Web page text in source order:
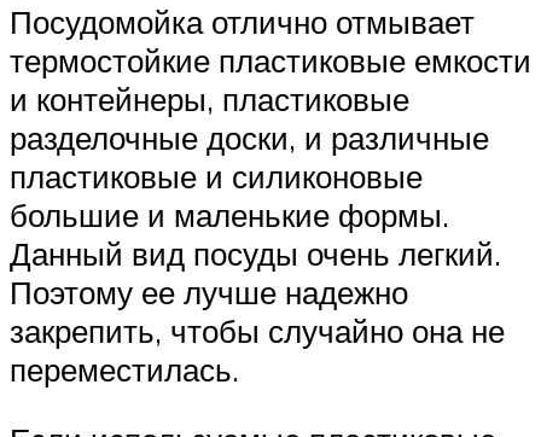
Посудомойка отлично отмывает
термостойкие пластиковые емкости
и контейнеры, пластиковые
разделочные доски, и различные
пластиковые и силиконовые
большие и маленькие формы.
Данный вид посуды очень легкий.
Поэтому ее лучше надежно
закрепить, чтобы случайно она не
переместилась.